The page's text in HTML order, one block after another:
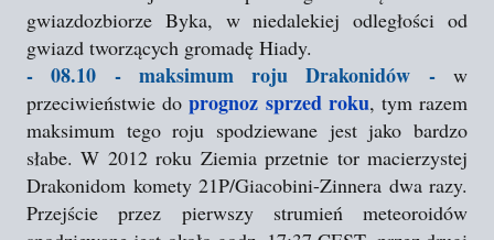
gwiazdozbiorze Byka, w niedalekiej odległości od
gwiazd tworzących gromadę Hiady.
- 08.10 - maksimum roju Drakonidów -w
przeciwieństwie doprognoz sprzed roku, tym razem
maksimum tego roju spodziewane jest jako bardzo
słabe. W 2012 roku Ziemia przetnie tor macierzystej
Drakonidom komety 21P/Giacobini-Zinnera dwa razy.
Przejście przez pierwszy strumień meteoroidów